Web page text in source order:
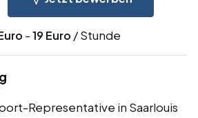
-19 Euro / Stunde
Representative in Saarlouis